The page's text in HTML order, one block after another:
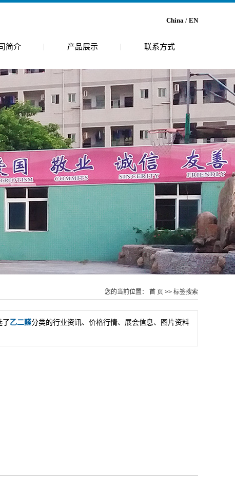
China / EN
简介 产品展示
乙二醛
尿囊素
草酸
联系方式
您的当前位置： 首 页 >> 标签搜索
了乙二醛分类的行业资讯、价格行情、展会信息、图片资料